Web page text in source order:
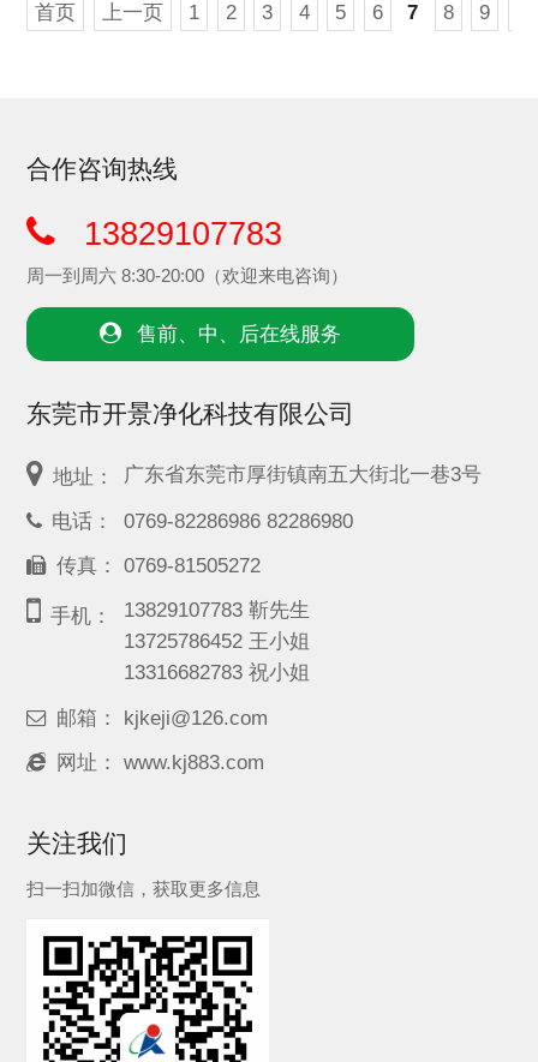
首页 上一页 1 2 3 4 5 6 7 8 9
合作咨询热线
13829107783
周一到周六 8:30-20:00（欢迎来电咨询）
售前、中、后在线服务
东莞市开景净化科技有限公司
地址： 广东省东莞市厚街镇南五大街北一巷3号
电话： 0769-82286986 82286980
传真： 0769-81505272
手机：
13829107783 靳先生
13725786452 王小姐
13316682783 祝小姐
邮箱： kjkeji@126.com
网址： www.kj883.com
关注我们
扫一扫加微信，获取更多信息